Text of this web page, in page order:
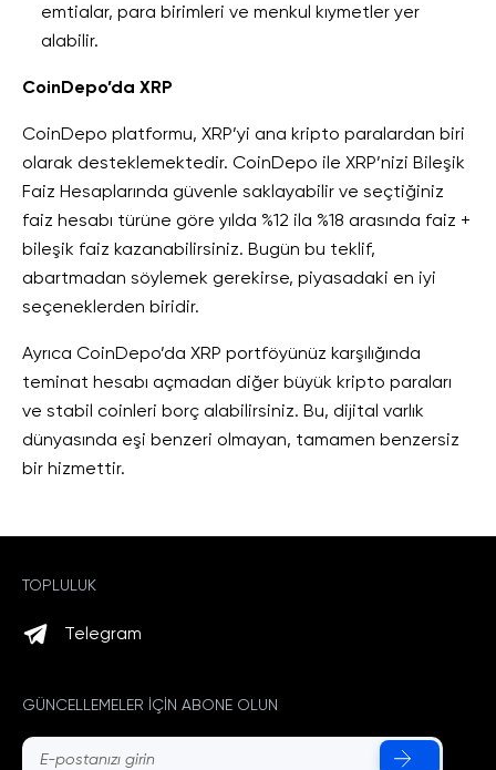
emtialar, para birimleri ve menkul kıymetler yer
alabilir.
CoinDepo’da XRP
CoinDepo platformu, XRP’yi ana kripto paralardan biri
olarak desteklemektedir. CoinDepo ile XRP’nizi Bileşik
Faiz Hesaplarında güvenle saklayabilir ve seçtiğiniz
faiz hesabı türüne göre yılda %12 ila %18 arasında faiz +
bileşik faiz kazanabilirsiniz. Bugün bu teklif,
abartmadan söylemek gerekirse, piyasadaki en iyi
seçeneklerden biridir.
Ayrıca CoinDepo’da XRP portföyünüz karşılığında
teminat hesabı açmadan diğer büyük kripto paraları
ve stabil coinleri borç alabilirsiniz. Bu, dijital varlık
dünyasında eşi benzeri olmayan, tamamen benzersiz
bir hizmettir.
TOPLULUK
Telegram
GÜNCELLEMELER IÇIN ABONE OLUN